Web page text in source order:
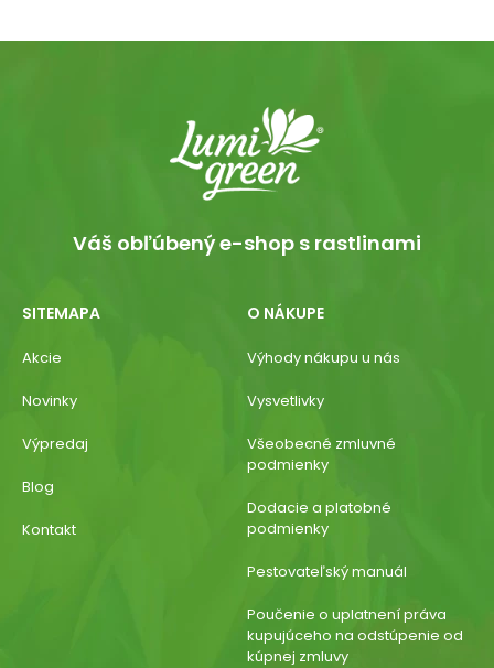
Váš obľúbený e-shop s rastlinami
SITEMAPA
Akcie
Novinky
Výpredaj
Blog
Kontakt
O NÁKUPE
Výhody nákupu u nás
Vysvetlivky
Všeobecné zmluvné
podmienky
Dodacie a platobné
podmienky
Pestovateľský manuál
Poučenie o uplatnení práva
kupujúceho na odstúpenie od
kúpnej zmluvy